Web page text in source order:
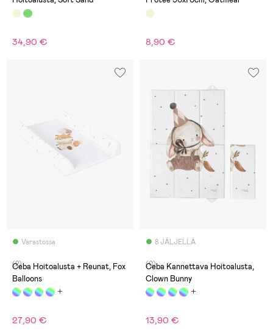
34,90 € 8,90 €
Varastossa
(2)
Ceba Hoitoalusta + Reunat, Fox
Balloons
27,90 €
8 JÄLJELLÄ
(0)
Ceba Kannettava Hoitoalusta,
Clown Bunny
13,90 €